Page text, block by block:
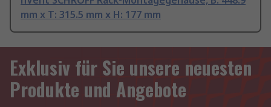
mm x T: 315.5 mm x H: 177 mm
Exklusiv für Sie unsere neuesten
Produkte und Angebote